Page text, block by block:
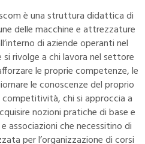
è una struttura didattica di
delle macchine e attrezzature
di aziende operanti nel
si rivolge a chi lavora nel settore
le proprie competenze, le
le conoscenze del proprio
chi si approccia a
nozioni pratiche di base e
associazioni che necessitino di
per l’organizzazione di corsi